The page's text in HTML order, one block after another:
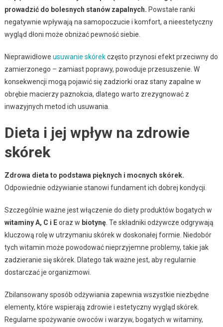
prowadzić do bolesnych stanów zapalnych. Powstałe ranki
negatywnie wpływają na samopoczucie i komfort, a nieestetyczny
wygląd dłoni może obniżać pewność siebie.
Nieprawidłowe usuwanie skórekczęsto przynosi efekt przeciwny do
zamierzonego – zamiast poprawy, powoduje przesuszenie. W
konsekwencji mogą pojawić się zadziorki oraz stany zapalne w
obrębie macierzy paznokcia, dlatego warto zrezygnować z
inwazyjnych metod ich usuwania.
Dieta i jej wpływ na zdrowie
skórek
Zdrowa dieta to podstawa pięknych i mocnych skórek.
Odpowiednie odżywianie stanowi fundament ich dobrej kondycji.
Szczególnie ważne jest włączenie do diety produktów bogatych w
witaminy A, C i Eoraz w biotynę. Te składniki odżywcze odgrywają
kluczową rolę w utrzymaniu skórek w doskonałej formie. Niedobór
tych witamin może powodować nieprzyjemne problemy, takie jak
zadzieranie się skórek. Dlatego tak ważne jest, aby regularnie
dostarczać je organizmowi.
Zbilansowany sposób odżywiania zapewnia wszystkie niezbędne
elementy, które wspierają zdrowie i estetyczny wygląd skórek.
Regularne spożywanie owoców i warzyw, bogatych w witaminy,